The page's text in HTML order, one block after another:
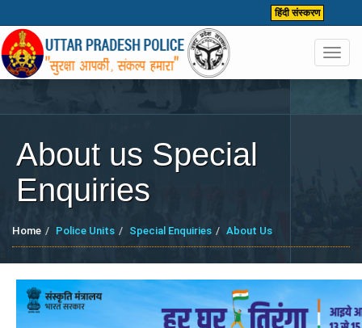
हिंदी संस्करण
About us Special
Enquiries
Home Police Units Special Enquiries About Us